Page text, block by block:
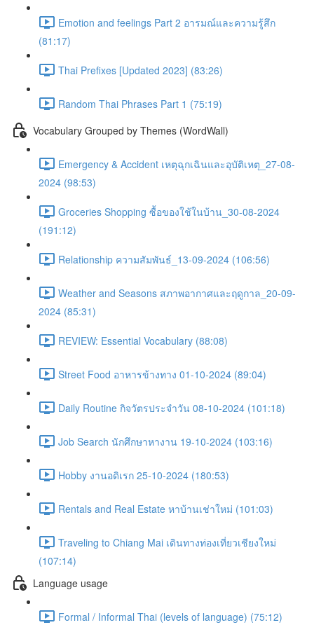
Emotion and feelings Part 2 อารมณ์และความรู้สึก
(81:17)
Thai Prefixes [Updated 2023] (83:26)
Random Thai Phrases Part 1 (75:19)
Vocabulary Grouped by Themes (WordWall)
Emergency & Accident เหตุฉุกเฉินและอุบัติเหตุ_27-08-
2024 (98:53)
Groceries Shopping ซื้อของใช้ในบ้าน_30-08-2024
(191:12)
Relationship ความสัมพันธ์_13-09-2024 (106:56)
Weather and Seasons สภาพอากาศและฤดูกาล_20-09-
2024 (85:31)
REVIEW: Essential Vocabulary (88:08)
Street Food อาหารข้างทาง 01-10-2024 (89:04)
Daily Routine กิจวัตรประจำวัน 08-10-2024 (101:18)
Job Search นักศึกษาหางาน 19-10-2024 (103:16)
Hobby งานอดิเรก 25-10-2024 (180:53)
Rentals and Real Estate หาบ้านเช่าใหม่ (101:03)
Traveling to Chiang Mai เดินทางท่องเที่ยวเชียงใหม่
(107:14)
Language usage
Formal / Informal Thai (levels of language) (75:12)